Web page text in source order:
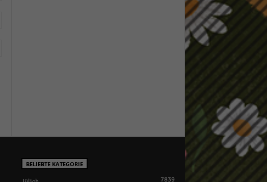
BELIEBTE KATEGORIE
7839